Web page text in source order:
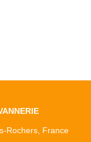
Rochers, France